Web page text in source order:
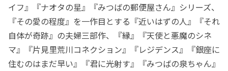
イフ』『ナオタの星』『みつばの郵便屋さん』シリーズ、
『その愛の程度』を一作目とする『近いはずの人』『それ
自体が奇跡』の夫婦三部作、『縁』『天使と悪魔のシネ
マ』『片見里荒川コネクション』『レジデンス』『銀座に
住むのはまだ早い』『君に光射す』『みつばの泉ちゃん』